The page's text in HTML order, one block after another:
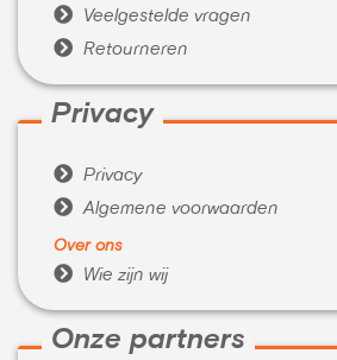
 Veelgestelde vragen
 Retourneren
Privacy
 Privacy
 Algemene voorwaarden
Over ons
 Wie zijn wij
Onze partners